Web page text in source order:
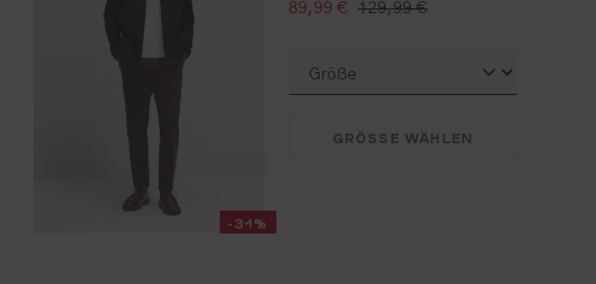
-31%
verkaufspreis:
89,99 € regulärer preis:
129,99 €
GRÖSSE WÄHLEN